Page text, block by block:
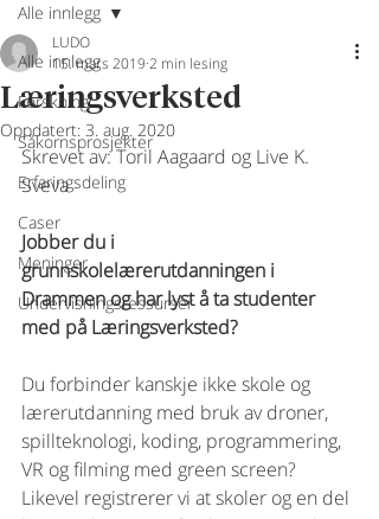
Alle innlegg
Forskning
Såkornsprosjekter
Erfaringsdeling
Caser
Meninger
Undervisningsressurser
Alle innlegg
Læringsverksted
LUDO
15. mars 2019 2 min lesing
Oppdatert: 3. aug. 2020
Skrevet av: Toril Aagaard og Live K.
Sveva
Jobber du i
grunnskolelærerutdanningen i
Drammen og har lyst å ta studenter
med på Læringsverksted?
Du forbinder kanskje ikke skole og
lærerutdanning med bruk av droner,
spillteknologi, koding, programmering,
VR og filming med green screen?
Likevel registrerer vi at skoler og en del